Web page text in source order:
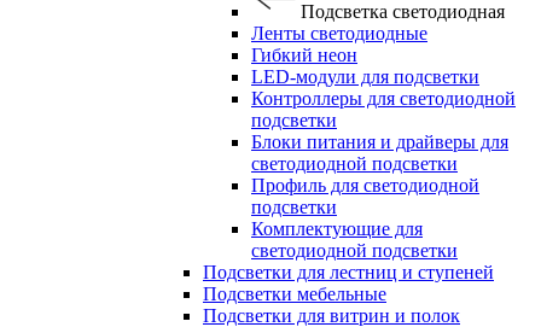
Подсветка светодиодная
Ленты светодиодные
Гибкий неон
LED-модули для подсветки
Контроллеры для светодиодной
подсветки
Блоки питания и драйверы для
светодиодной подсветки
Профиль для светодиодной
подсветки
Комплектующие для
светодиодной подсветки
Подсветки для лестниц и ступеней
Подсветки мебельные
Подсветки для витрин и полок